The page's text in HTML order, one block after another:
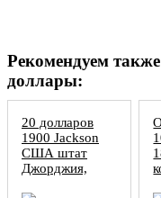
Рекомендуем
доллары:
20 долларов
1900 Jackson
США штат
Джорджия,